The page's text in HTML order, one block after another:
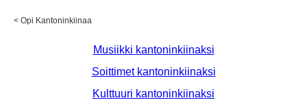
< Opi Kantoninkiinaa
Musiikki kantoninkiinaksi
Soittimet kantoninkiinaksi
Kulttuuri kantoninkiinaksi